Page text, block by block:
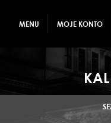
MENU MOJE KONTO
DLA DZIECI
ZALOGUJ